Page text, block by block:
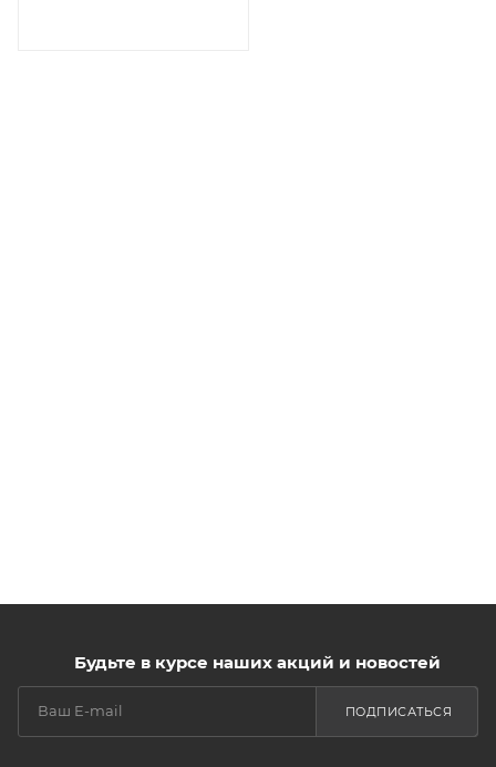
Будьте в курсе наших акций и новостей
ПОДПИСАТЬСЯ